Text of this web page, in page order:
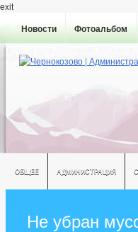
exit
Новости Фотоальбом
ОБЩЕЕ АДМИНИСТРАЦИЯ
Не убран